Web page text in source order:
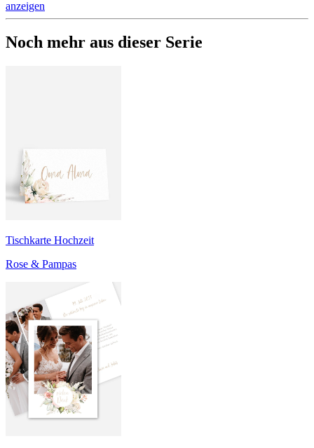
anzeigen
Noch mehr aus dieser Serie
Tischkarte Hochzeit
Rose & Pampas